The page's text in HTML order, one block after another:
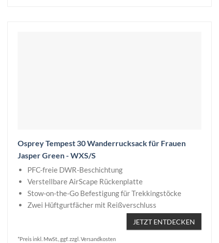
Osprey Tempest 30 Wanderrucksack für Frauen
Jasper Green - WXS/S
PFC-freie DWR-Beschichtung
Verstellbare AirScape Rückenplatte
Stow-on-the-Go Befestigung für Trekkingstöcke
Zwei Hüftgurtfächer mit Reißverschluss
JETZT ENTDECKEN
*Preis inkl. MwSt., ggf. zzgl. Versandkosten